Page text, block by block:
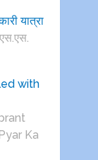
यात्रा
with
Ka